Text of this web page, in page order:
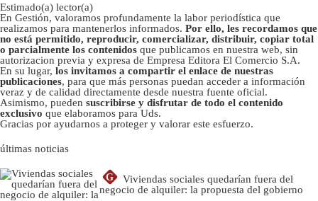
Estimado(a) lector(a)
En Gestión, valoramos profundamente la labor periodística que
realizamos para mantenerlos informados. Por ello, les recordamos que
no está permitido, reproducir, comercializar, distribuir, copiar total
o parcialmente los contenidos que publicamos en nuestra web, sin
autorizacion previa y expresa de Empresa Editora El Comercio S.A.
En su lugar, los invitamos a compartir el enlace de nuestras
publicaciones, para que más personas puedan acceder a información
veraz y de calidad directamente desde nuestra fuente oficial.
Asimismo, pueden suscribirse y disfrutar de todo el contenido
exclusivo que elaboramos para Uds.
Gracias por ayudarnos a proteger y valorar este esfuerzo.
últimas noticias
G
Viviendas sociales quedarían fuera del
negocio de alquiler: la propuesta del gobierno